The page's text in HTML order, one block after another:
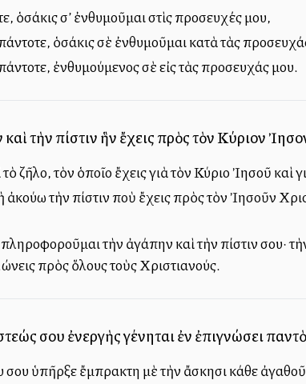
ὁσάκις σ’ ἐνθυμοῦμαι στὶς προσευχές μου,
ὁσάκις σὲ ἐνθυμοῦμαι κατὰ τὰς
ἐνθυμούμενος σὲ εἰς τὰς προσευχάς μου.
τὴν πίστιν ἣν ἔχεις πρὸς τὸν Κύριον
ζῆλο, τὸν ὁποῖο ἔχεις γιὰ τὸν Κύριο Ἰησοῦ καὶ
τὴν πίστιν ποὺ ἔχεις πρὸς τὸν Ἰησοῦν
τὴν ἀγάπην καὶ τὴν πίστιν σου·
πρὸς ὅλους τοὺς Χριστιανούς.
σου ἐνεργὴς γένηται ἐν ἐπιγνώσει
σου ὑπῆρξε ἔμπρακτη μὲ τὴν ἄσκησι κάθε